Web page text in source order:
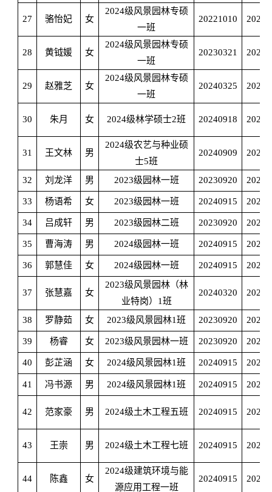
27 骆怡妃 女
2024级风景园林专硕
一班
20221010
28 黄钺媛 女
2024级风景园林专硕
一班
20230321
29 赵雅芝 女
2024级风景园林专硕
一班
20240325
30 朱月 女 2024级林学硕士2班 20240918
31 王文林 男
2024级农艺与种业硕
士5班
20240909
32 刘龙洋 男 2023级园林一班 20230920
33 杨语希 女 2023级园林一班 20240915
34 吕成轩 男 2023级园林二班 20230920
35 曹海涛 男 2024级园林一班 20240915
36 郭慧佳 女 2024级园林一班 20240915
37 张慧嘉 女
2023级风景园林（林
业特岗）1班
20240320
38 罗静茹 女 2023级风景园林1班 20230920
39 杨睿 女 2023级风景园林一班 20230920
40 彭芷涵 女 2024级风景园林1班 20240915
41 冯书源 男 2024级风景园林1班 20240915
42 范家豪 男 2024级土木工程五班 20240915
43 王崇 男 2024级土木工程七班 20240915
44 陈鑫 女
2024级建筑环境与能
源应用工程一班
20240915